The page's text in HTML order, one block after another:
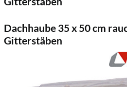
Dachhaube 35 x 50 cm
Gitterstäben